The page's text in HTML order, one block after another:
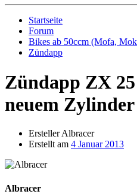
Startseite
Forum
Bikes ab 50ccm (Mofa,
Zündapp
Zündapp ZX
neuem
ErstellerAlbracer
Erstellt am 4 Januar 2013
Albracer